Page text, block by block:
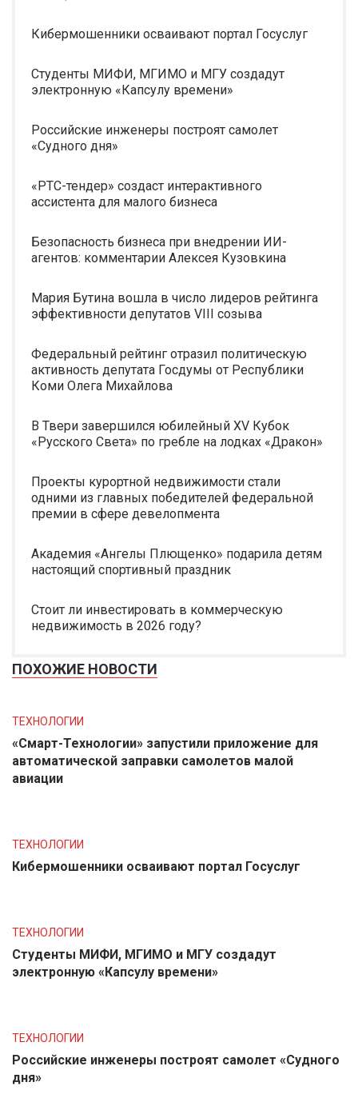
Кибермошенники осваивают портал Госуслуг
Студенты МИФИ, МГИМО и МГУ создадут
электронную «Капсулу времени»
Российские инженеры построят самолет
«Судного дня»
«РТС-тендер» создаст интерактивного
ассистента для малого бизнеса
Безопасность бизнеса при внедрении ИИ-
агентов: комментарии Алексея Кузовкина
Мария Бутина вошла в число лидеров рейтинга
эффективности депутатов VIII созыва
Федеральный рейтинг отразил политическую
активность депутата Госдумы от Республики
Коми Олега Михайлова
В Твери завершился юбилейный XV Кубок
«Русского Света» по гребле на лодках «Дракон»
Проекты курортной недвижимости стали
одними из главных победителей федеральной
премии в сфере девелопмента
Академия «Ангелы Плющенко» подарила детям
настоящий спортивный праздник
Стоит ли инвестировать в коммерческую
недвижимость в 2026 году?
ПОХОЖИЕ НОВОСТИ
ТЕХНОЛОГИИ
«Смарт-Технологии» запустили приложение для
автоматической заправки самолетов малой
авиации
ТЕХНОЛОГИИ
Кибермошенники осваивают портал Госуслуг
ТЕХНОЛОГИИ
Студенты МИФИ, МГИМО и МГУ создадут
электронную «Капсулу времени»
ТЕХНОЛОГИИ
Российские инженеры построят самолет «Судного
дня»